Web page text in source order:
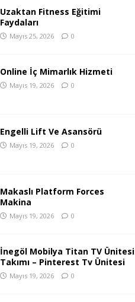
Uzaktan Fitness Eğitimi
Faydaları
Mayıs 25, 2026 0
Online İç Mimarlık Hizmeti
Mayıs 19, 2026 0
Engelli Lift Ve Asansörü
Mayıs 19, 2026 0
Makaslı Platform Forces
Makina
Mayıs 19, 2026 0
İnegöl Mobilya Titan TV Ünitesi
Takımı – Pinterest Tv Ünitesi
Mayıs 19, 2026 0